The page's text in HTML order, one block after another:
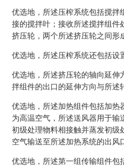
优选地，所述压榨系统包括搅拌
接的搅拌叶；接收所述搅拌组件
挤压轮，两个所述挤压轮之间形
优选地，所述压榨系统还包括设
优选地，所述挤压轮的轴向延伸
拌组件的出口的延伸方向与所述
优选地，所述加热组件包括加热
为高温空气，所述送风器用于输
初级处理物料相接触并蒸发初级
空气输送至所述加热系统的出风
优选地，所述第一组传输组件包